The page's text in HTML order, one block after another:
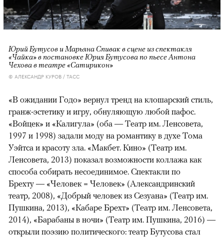
Юрий Бутусов и Марьяна Спивак в сцене из спектакля
«Чайка» в постановке Юрия Бутусова по пьесе Антона
Чехова в театре «Сатирикон»
© АЛЕКСАНДР КУРОВ / ТАСС
«В ожидании Годо» вернул тренд на клошарский стиль,
гранж-эстетику и игру, обнуляющую любой пафос.
«Войцек» и «Калигула» (оба — Театр им. Ленсовета,
1997 и 1998) задали моду на романтику в духе Тома
Уэйтса и красоту зла. «Макбет. Кино» (Театр им.
Ленсовета, 2013) показал возможности коллажа как
способа собирать несоединимое. Спектакли по
Брехту — «Человек = Человек» (Александринский
театр, 2008), «Добрый человек из Сезуана» (Театр им.
Пушкина, 2013), «Кабаре Брехт» (Театр им. Ленсовета,
2014), «Барабаны в ночи» (Театр им. Пушкина, 2016) —
открыли поэзию политического: театр Бутусова стал